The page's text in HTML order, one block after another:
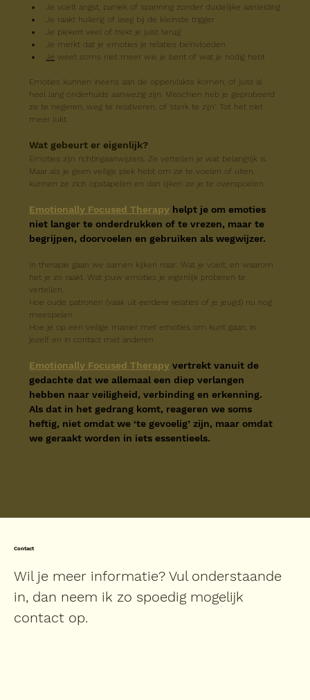
Je voelt angst, paniek of spanning zonder duidelijke aanleiding
Je raakt huilerig of leeg bij de kleinste trigger
Je piekert veel of trekt je juist terug
Je merkt dat je emoties je relaties beïnvloeden.
Je weet soms niet meer wie je bent of wat je nodig hebt
Emoties kunnen ineens aan de oppervlakte komen, of juist al
heel lang onderhuids aanwezig zijn. Misschien heb je geprobeerd
ze te negeren, weg te relativeren, of ‘sterk te zijn’. Tot het niet
meer lukt.
Wat gebeurt er eigenlijk?
Emoties zijn richtingaanwijzers. Ze vertellen je wat belangrijk is.
Maar als je geen veilige plek hebt om ze te voelen of uiten,
kunnen ze zich opstapelen en dan lijken ze je te overspoelen.
Emotionally Focused Therapy helpt je om emoties
niet langer te onderdrukken of te vrezen, maar te
begrijpen, doorvoelen en gebruiken als wegwijzer.
In therapie gaan we samen kijken naar: Wat je voelt, en waarom
het je zo raakt. Wat jouw emoties je eigenlijk proberen te
vertellen.
Hoe oude patronen (vaak uit eerdere relaties of je jeugd) nu nog
meespelen.
Hoe je op een veilige manier met emoties om kunt gaan, in
jezelf en in contact met anderen.
Emotionally Focused Therapy vertrekt vanuit de
gedachte dat we allemaal een diep verlangen
hebben naar veiligheid, verbinding en erkenning.
Als dat in het gedrang komt, reageren we soms
heftig, niet omdat we ‘te gevoelig’ zijn, maar omdat
we geraakt worden in iets essentieels.
Contact
Wil je meer informatie? Vul onderstaande
in, dan neem ik zo spoedig mogelijk
contact op.